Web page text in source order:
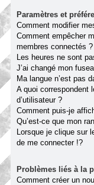
Paramètres et
Comment modifier
Comment empêcher
membres connectés ?
Les heures ne sont
J’ai changé mon
Ma langue n’est pas
A quoi correspondent
d’utilisateur ?
Comment puis-je
Qu’est-ce que mon
Lorsque je clique sur
de me connecter !?
Problèmes liés à la
Comment créer un